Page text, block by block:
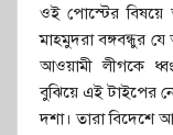
ওই পোস্টের
মাহমুদরা বঙ্গবন্ধুর
আওয়ামী লীগকে
বুঝিয়ে এই টাইপের
দশা। তারা বিদেশে